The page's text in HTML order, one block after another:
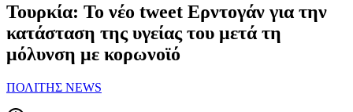
Τουρκία: Το νέο tweet Ερντογάν για την
κατάσταση της υγείας του μετά τη
μόλυνση με κορωνοϊό
ΠΟΛΙΤΗΣ NEWS